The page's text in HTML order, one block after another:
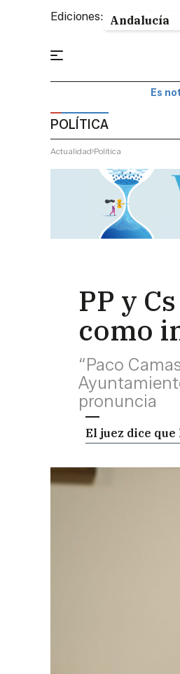
Ediciones:
Es
POLÍTICA
Actualidad Política
PP y
como
“Paco
pronuncia
El juez dice que